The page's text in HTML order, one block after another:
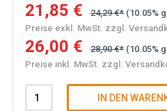
21,85 € 24,29 €* (10.05%
Preise exkl. MwSt. zzgl.
26,00 € 28,90 €* (10.05%
Preise inkl. MwSt. zzgl.
IN DEN